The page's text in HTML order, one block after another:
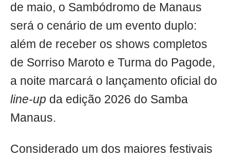
de maio, o Sambódromo de Manaus
será o cenário de um evento duplo:
além de receber os shows completos
de Sorriso Maroto e Turma do Pagode,
a noite marcará o lançamento oficial do
line-up da edição 2026 do Samba
Manaus.
Considerado um dos maiores festivais